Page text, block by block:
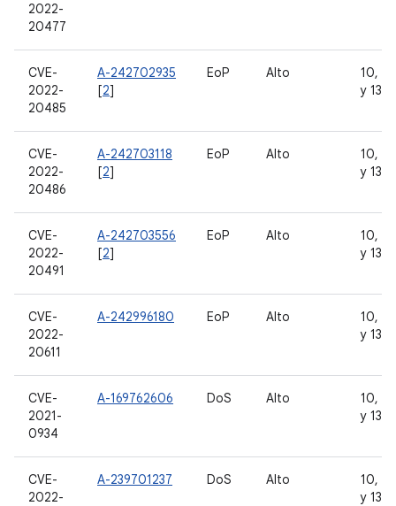
2022-
20477
CVE-
2022-
20485
A-242702935
[2]
EoP Alto
10,
y 13
CVE-
2022-
20486
A-242703118
[2]
EoP Alto
10,
y 13
CVE-
2022-
20491
A-242703556
[2]
EoP Alto
10,
y 13
CVE-
2022-
20611
A-242996180 EoP Alto
10,
y 13
CVE-
2021-
0934
A-169762606 DoS Alto
10,
y 13
CVE-
2022-
A-239701237 DoS Alto
10,
y 13